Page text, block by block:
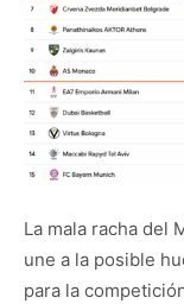
La mala racha del
une a la posible
para la